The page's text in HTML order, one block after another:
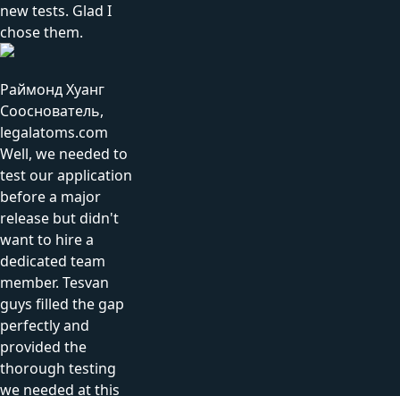
new tests. Glad I
chose them.
Раймонд Хуанг
Сооснователь,
legalatoms.com
Well, we needed to
test our application
before a major
release but didn't
want to hire a
dedicated team
member. Tesvan
guys filled the gap
perfectly and
provided the
thorough testing
we needed at this